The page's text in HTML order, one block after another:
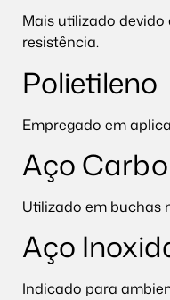
Mais utilizado
resistência.
Polietileno
Empregado em
Aço
Utilizado em buchas
Aço
Indicado para